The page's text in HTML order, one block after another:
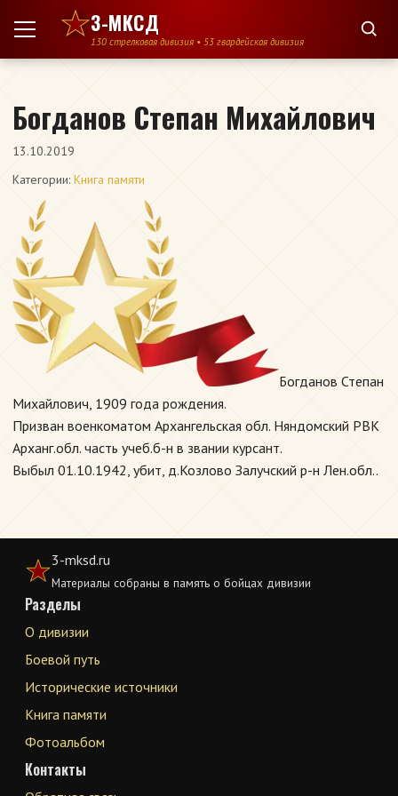
Перейти к содержимому
3-МКСД
130 стрелковая дивизия • 53 гвардейская дивизия
Богданов Степан Михайлович
13.10.2019
Категории: Книга памяти
Богданов Степан
Михайлович, 1909 года рождения.
Призван военкоматом Архангельская обл. Няндомский РВК
Арханг.обл. часть учеб.б-н в звании курсант.
Выбыл 01.10.1942, убит, д.Козлово Залучский р-н Лен.обл..
3-mksd.ru
Материалы собраны в память о бойцах дивизии
Разделы
О дивизии
Боевой путь
Исторические источники
Книга памяти
Фотоальбом
Контакты